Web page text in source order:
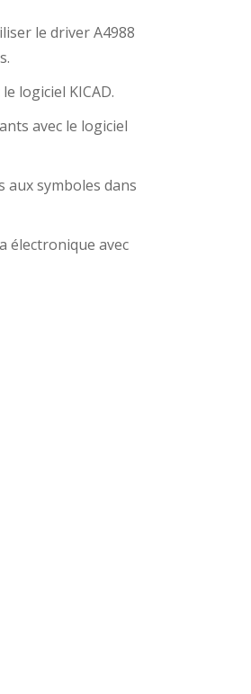
le driver A4988
logiciel KICAD.
avec le logiciel
aux symboles dans
électronique avec